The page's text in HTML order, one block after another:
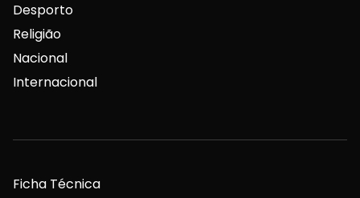
Desporto
Religião
Nacional
Internacional
Ficha Técnica